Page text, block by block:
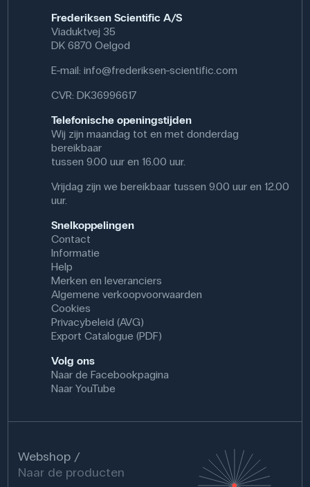
Frederiksen Scientific A/S
Viaduktvej 35
DK 6870 Oelgod
E-mail:info@frederiksen-scientific.com
CVR: DK36996617
Telefonische openingstijden
Wij zijn maandag tot en met donderdag
bereikbaar
tussen 9.00 uur en 16.00 uur.
Vrijdag zijn we bereikbaar tussen 9.00 uur en 12.00
uur.
Snelkoppelingen
Contact
Informatie
Help
Merken en leveranciers
Algemene verkoopvoorwaarden
Cookies
Privacybeleid (AVG)
Export Catalogue (PDF)
Volg ons
Naar de Facebookpagina
Naar YouTube
Webshop
Naar de producten